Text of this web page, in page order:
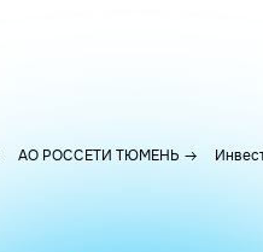
АО РОССЕТИ ТЮМЕНЬ